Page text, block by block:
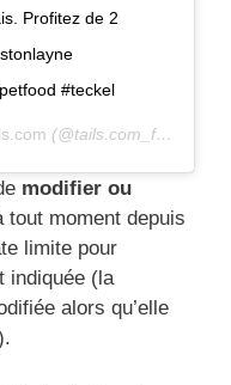
Profitez de 2
#teckel
(@tails.com_fr) le
modifier ou
tout moment depuis
limite pour
indiquée (la
alors qu’elle